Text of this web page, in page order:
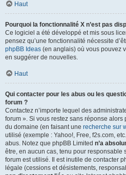
Haut
Pourquoi la fonctionnalité X n’est pas
Ce logiciel a été développé et mis sous
pensez qu’une fonctionnalité nécessite
phpBB Ideas (en anglais) où vous pouvez
en suggérer de nouvelles.
Haut
Qui contacter pour les abus ou les
forum ?
Contactez n’importe lequel des
forum ». Si vous restez sans réponse
du domaine (en faisant une recherche sur
utilisé (exemple : Yahoo!, Free, f2s.com,
abus. Notez que phpBB Limited n’a
être, en aucun cas, tenu pour responsable
forum est utilisé. Il est inutile de contacter
légale (cessions et désistements,